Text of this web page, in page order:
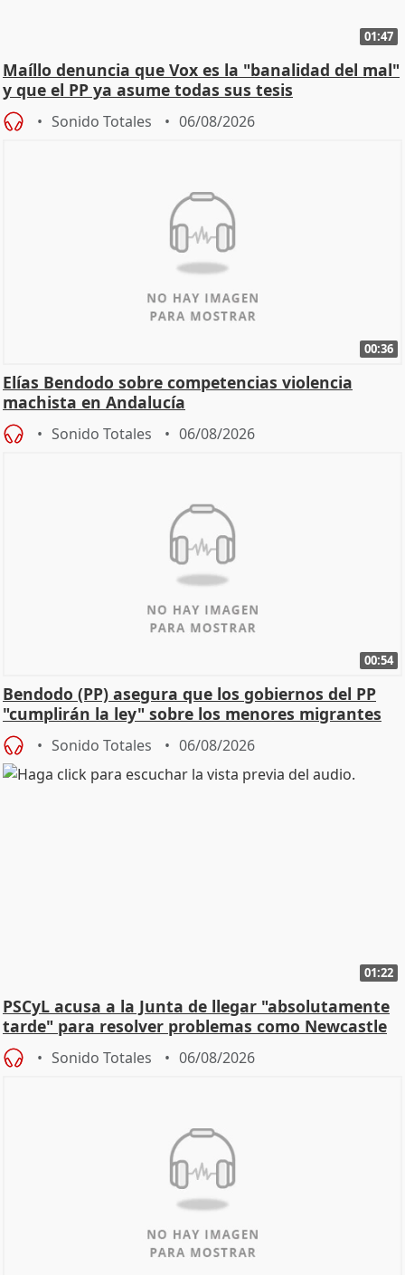
01:47
Maíllo denuncia que Vox es la "banalidad del mal"
y que el PP ya asume todas sus tesis
Sonido Totales 06/08/2026
00:36
Elías Bendodo sobre competencias violencia
machista en Andalucía
Sonido Totales 06/08/2026
00:54
Bendodo (PP) asegura que los gobiernos del PP
"cumplirán la ley" sobre los menores migrantes
Sonido Totales 06/08/2026
01:22
PSCyL acusa a la Junta de llegar "absolutamente
tarde" para resolver problemas como Newcastle
Sonido Totales 06/08/2026